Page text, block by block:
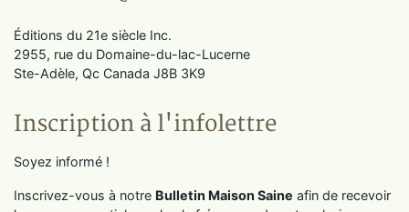
Éditions du 21e siècle Inc.
2955, rue du Domaine-du-lac-Lucerne
Ste-Adèle, Qc Canada J8B 3K9
Inscription à l'infolettre
Soyez informé !
Inscrivez-vous à notre Bulletin Maison Saine afin de recevoir